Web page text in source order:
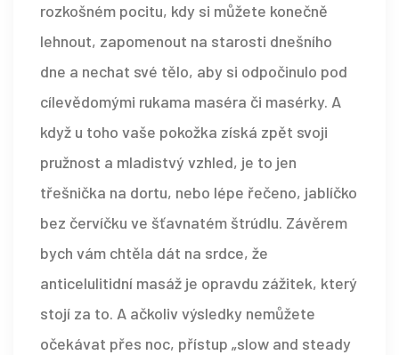
rozkošném pocitu, kdy si můžete konečně
lehnout, zapomenout na starosti dnešního
dne a nechat své tělo, aby si odpočinulo pod
cílevědomými rukama maséra či masérky. A
když u toho vaše pokožka získá zpět svoji
pružnost a mladistvý vzhled, je to jen
třešnička na dortu, nebo lépe řečeno, jablíčko
bez červíčku ve šťavnatém štrúdlu. Závěrem
bych vám chtěla dát na srdce, že
anticelulitidní masáž je opravdu zážitek, který
stojí za to. A ačkoliv výsledky nemůžete
očekávat přes noc, přístup „slow and steady